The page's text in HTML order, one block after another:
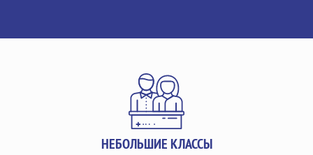
НЕБОЛЬШИЕ КЛАССЫ